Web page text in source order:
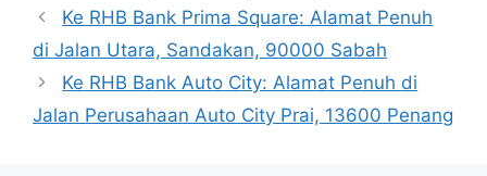
Ke RHB Bank Prima Square: Alamat Penuh
di Jalan Utara, Sandakan, 90000 Sabah
Ke RHB Bank Auto City: Alamat Penuh di
Jalan Perusahaan Auto City Prai, 13600 Penang